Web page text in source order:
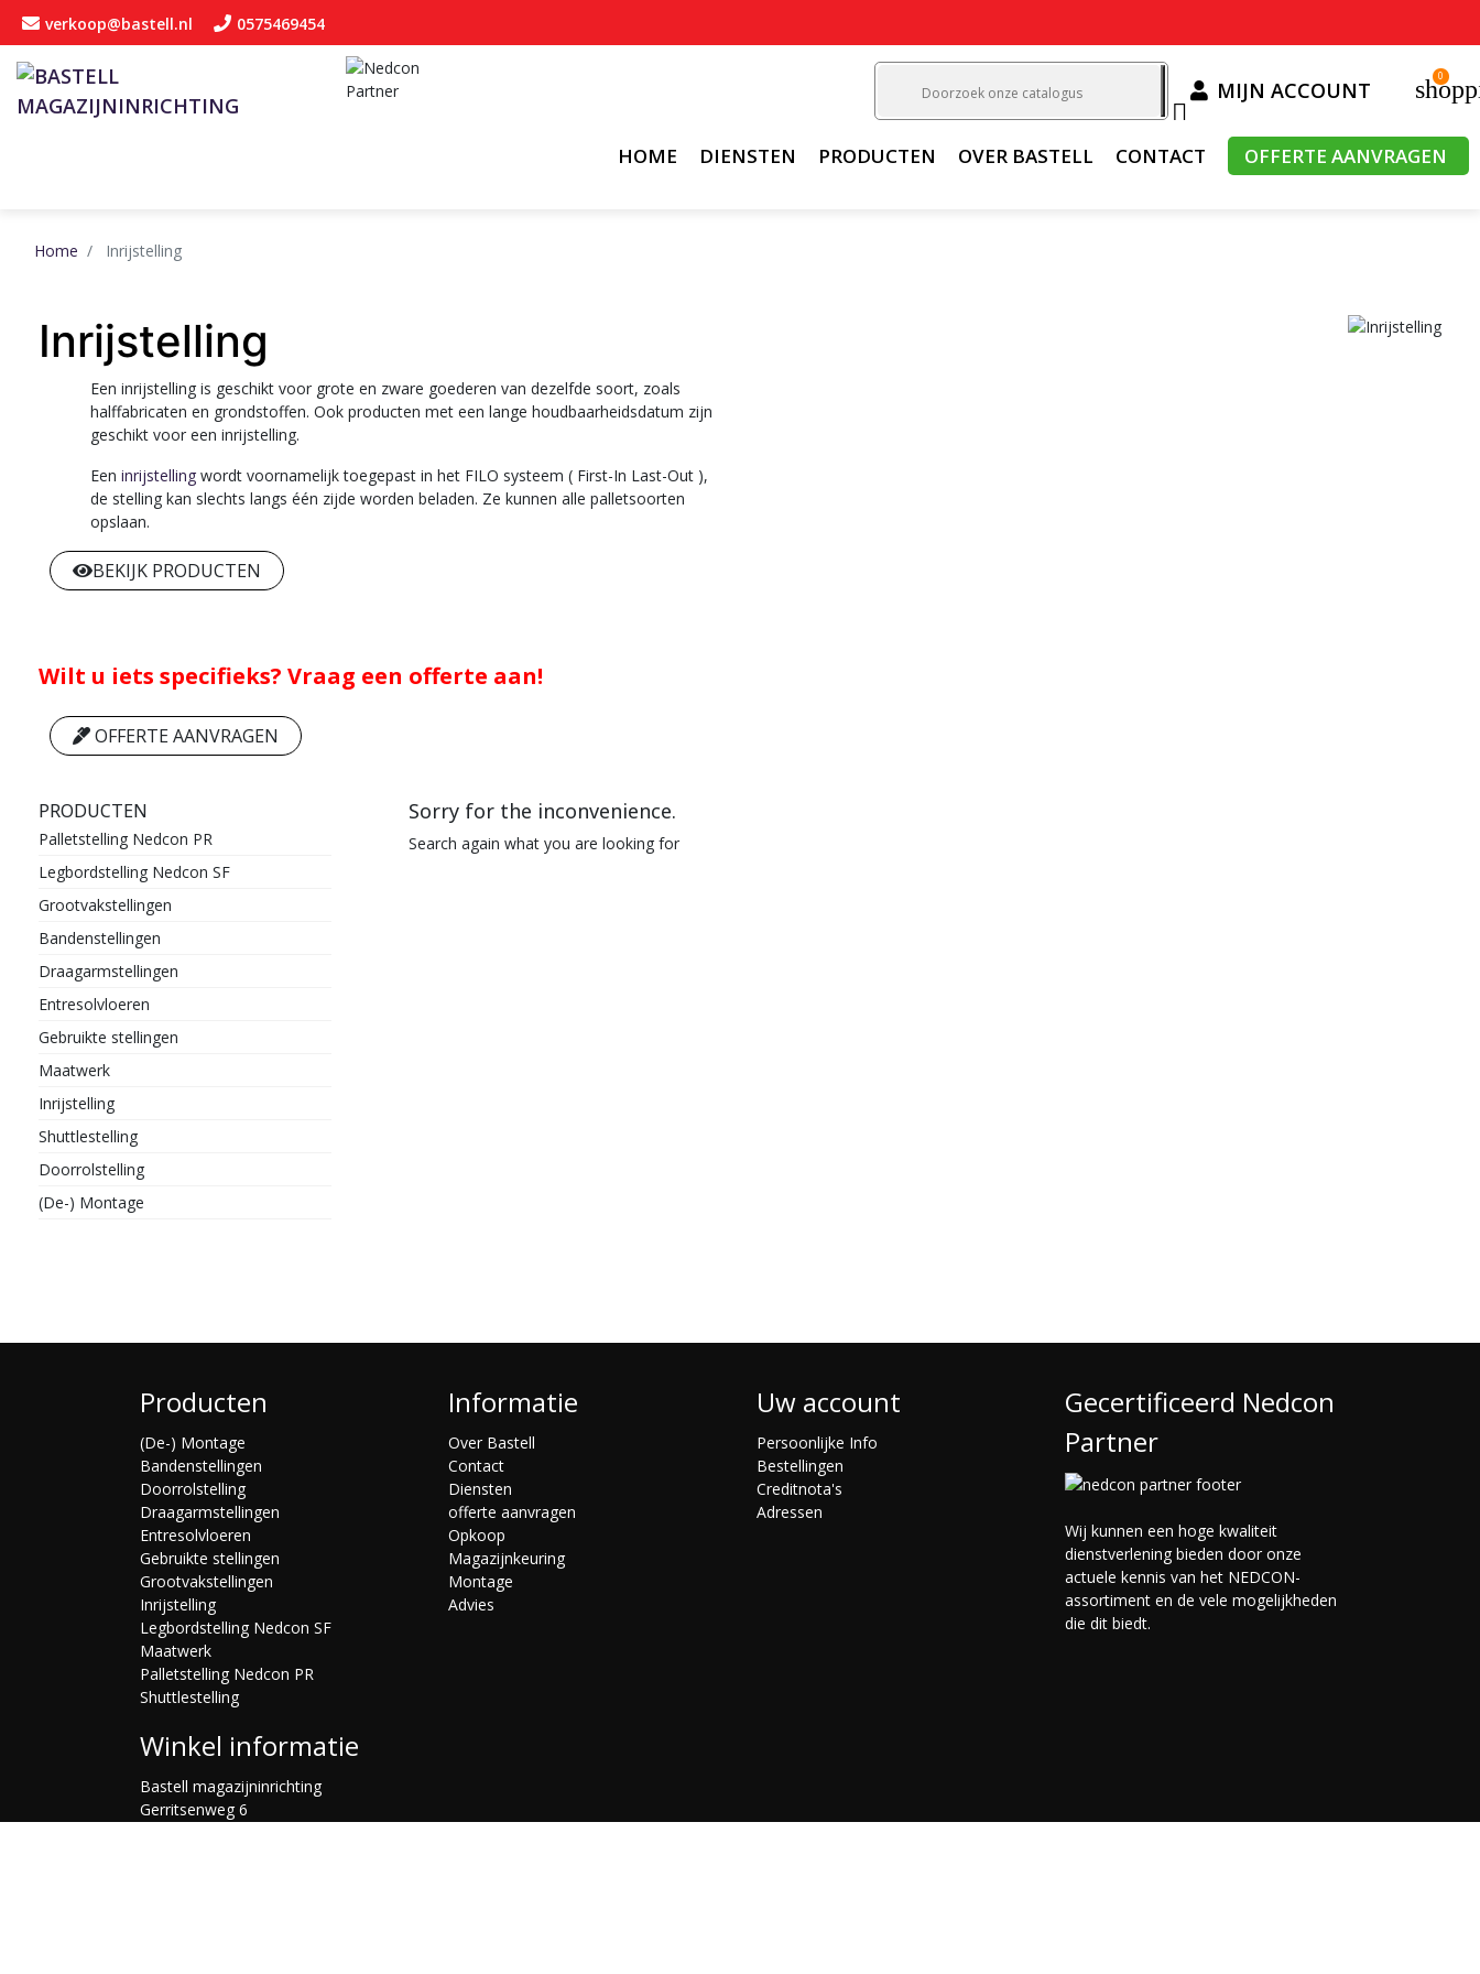
verkoop@bastell.nl 0575469454

MIJN ACCOUNT
0
HOME DIENSTEN PRODUCTEN OVER BASTELL CONTACT OFFERTE AANVRAGEN
Home Inrijstelling
Inrijstelling
Een inrijstelling is geschikt voor grote en zware goederen van dezelfde soort, zoals
halffabricaten en grondstoffen. Ook producten met een lange houdbaarheidsdatum zijn
geschikt voor een inrijstelling.
Eeninrijstelling wordt voornamelijk toegepast in het FILO systeem ( First-In Last-Out ),
de stelling kan slechts langs één zijde worden beladen. Ze kunnen alle palletsoorten
opslaan.
BEKIJK PRODUCTEN
Wilt u iets specifieks? Vraag een offerte aan!
OFFERTE AANVRAGEN
PRODUCTEN
Palletstelling Nedcon PR
Legbordstelling Nedcon SF
Grootvakstellingen
Bandenstellingen
Draagarmstellingen
Entresolvloeren
Gebruikte stellingen
Maatwerk
Inrijstelling
Shuttlestelling
Doorrolstelling
(De-) Montage
Sorry for the inconvenience.
Search again what you are looking for
Producten
(De-) Montage
Bandenstellingen
Doorrolstelling
Draagarmstellingen
Entresolvloeren
Gebruikte stellingen
Grootvakstellingen
Inrijstelling
Legbordstelling Nedcon SF
Maatwerk
Palletstelling Nedcon PR
Shuttlestelling
Informatie
Over Bastell
Contact
Diensten
offerte aanvragen
Opkoop
Magazijnkeuring
Montage
Advies
Uw account
Persoonlijke Info
Bestellingen
Creditnota's
Adressen
Gecertificeerd Nedcon
Partner
Wij kunnen een hoge kwaliteit
dienstverlening bieden door onze
actuele kennis van het NEDCON-
assortiment en de vele mogelijkheden
die dit biedt.
Winkel informatie
Bastell magazijninrichting
Gerritsenweg 6